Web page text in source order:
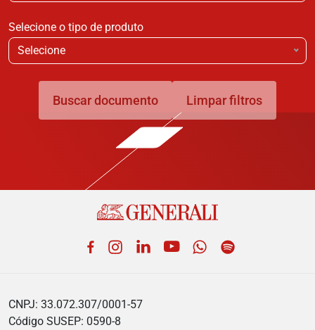
Selecione o tipo de produto
Selecione
Buscar documento Limpar filtros
Facebook
Instagram
LinkedIn
YouTubeWhatsApp
CNPJ: 33.072.307/0001-57
Código SUSEP: 0590-8